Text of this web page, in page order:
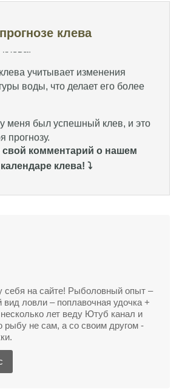
клева
прогнозу.
на сайте всегда актуален и
Москве и области.
и теперь всегда
клюет рыба.
фазы луны при планировании
проверяйте прогноз клева.
в Московской области? Это
место для рыбалки, и прогноз
в помощь.
учитывает разные факторы,
его надежным.
фазы луны и погодные
свой комментарий о нашем
календаре клева! ⤵️
себя на сайте! Рыболовный опыт –
ловли – поплавочная удочка +
лет веду Ютуб канал и
рыбу не сам, а со своим другом -